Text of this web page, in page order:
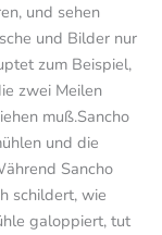
und sehen
und Bilder nur
zum Beispiel,
zwei Meilen
muß.Sancho
und die
Sancho
schildert, wie
galoppiert, tut